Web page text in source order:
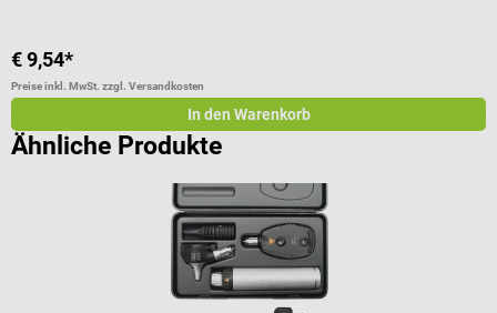
€ 9,54*
Preise inkl. MwSt. zzgl. Versandkosten
In den Warenkorb
Ähnliche Produkte